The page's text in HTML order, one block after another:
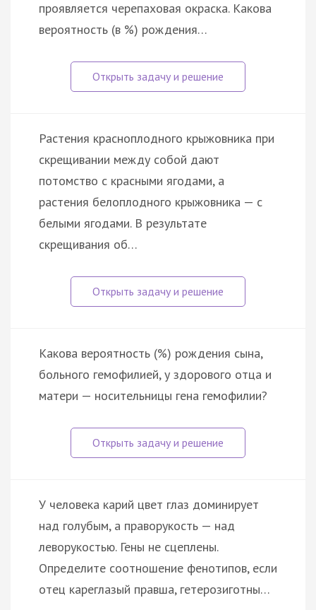
проявляется черепаховая окраска. Какова
вероятность (в %) рождения…
Растения красноплодного крыжовника при
скрещивании между собой дают
потомство с красными ягодами, а
растения белоплодного крыжовника — с
белыми ягодами. В результате
скрещивания об…
Какова вероятность (%) рождения сына,
больного гемофилией, у здорового отца и
матери — носительницы гена гемофилии?
У человека карий цвет глаз доминирует
над голубым, а праворукость — над
леворукостью. Гены не сцеплены.
Определите соотношение фенотипов, если
отец кареглазый правша, гетерозиготны…